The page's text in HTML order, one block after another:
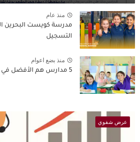
منذ عام
مدرسة كويست البحرين
التسجيل
منذ بضع اعوام
5 مدارس هم الأفضل في البحرين
عرض شفوي